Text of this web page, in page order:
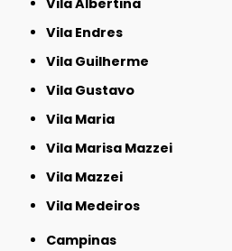
Vila Albertina
Vila Endres
Vila Guilherme
Vila Gustavo
Vila Maria
Vila Marisa Mazzei
Vila Mazzei
Vila Medeiros
Campinas